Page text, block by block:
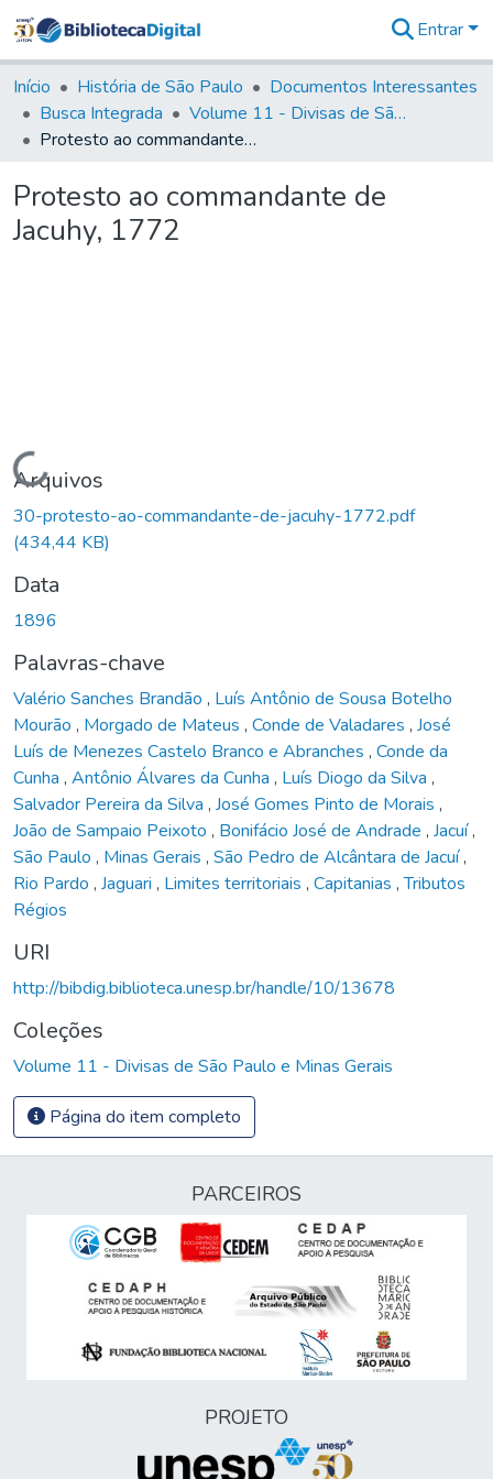
&
Coleções
Tudo na
Biblioteca
Estatísticas
Entrar
Início História de São Paulo
Documentos Interessantes
Busca Integrada
Volume 11 - Divisas de São Paulo e Minas Gerais
Protesto ao commandante de Jacuhy, 1772
Protesto ao commandante de
Jacuhy, 1772
Carregando...
Arquivos
30-protesto-ao-commandante-de-jacuhy-1772.pdf
(434,44 KB)
Data
1896
Palavras-chave
Valério Sanches Brandão , Luís Antônio de Sousa Botelho
Mourão , Morgado de Mateus , Conde de Valadares , José
Luís de Menezes Castelo Branco e Abranches , Conde da
Cunha , Antônio Álvares da Cunha , Luís Diogo da Silva ,
Salvador Pereira da Silva , José Gomes Pinto de Morais ,
João de Sampaio Peixoto , Bonifácio José de Andrade , Jacuí,
São Paulo , Minas Gerais , São Pedro de Alcântara de Jacuí,
Rio Pardo , Jaguari , Limites territoriais , Capitanias ,Tributos
Régios
URI
http://bibdig.biblioteca.unesp.br/handle/10/13678
Coleções
Volume 11 - Divisas de São Paulo e Minas Gerais
Página do item completo
PARCEIROS
PROJETO